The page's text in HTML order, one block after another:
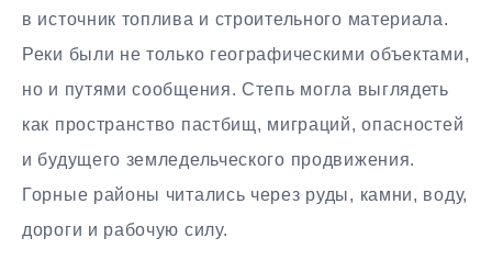
в источник топлива и строительного материала.
Реки были не только географическими объектами,
но и путями сообщения. Степь могла выглядеть
как пространство пастбищ, миграций, опасностей
и будущего земледельческого продвижения.
Горные районы читались через руды, камни, воду,
дороги и рабочую силу.